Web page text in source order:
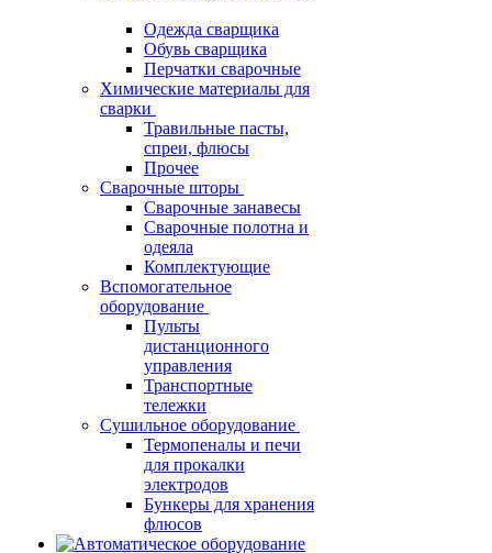
Одежда сварщика
Обувь сварщика
Перчатки сварочные
Химические материалы для
сварки
Травильные пасты,
спреи, флюсы
Прочее
Сварочные шторы
Сварочные занавесы
Сварочные полотна и
одеяла
Комплектующие
Вспомогательное
оборудование
Пульты
дистанционного
управления
Транспортные
тележки
Сушильное оборудование
Термопеналы и печи
для прокалки
электродов
Бункеры для хранения
флюсов